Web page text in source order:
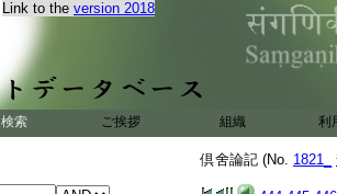
Link to the version 2018
検索 ご挨拶 組織 利
倶舍論記 (No. 1821_
第 若後識生。從
二難。一何縁後識
從識生。何縁不 12
次葉等次第而生｣
異前故不相似。若
諸心相續亦有定次
於此心後彼心必生
又諸心相續。亦有